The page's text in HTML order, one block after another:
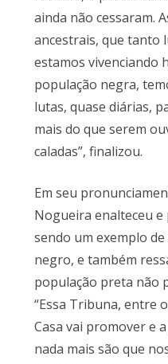
ainda não cessaram.
ancestrais, que tanto
estamos vivenciando
população negra,
lutas, quase diárias,
mais do que serem
caladas”, finalizou.
Em seu
Nogueira enalteceu e
sendo um exemplo
negro, e também
população preta não
“Essa Tribuna, entre
Casa vai promover e
nada mais são que